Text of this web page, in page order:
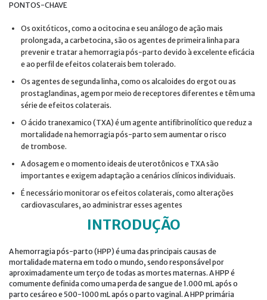
PONTOS-CHAVE
Os oxitóticos, como a ocitocina e seu análogo de ação mais
prolongada, a carbetocina, são os agentes de primeira linha para
prevenir e tratar a hemorragia pós-parto devido à excelente eficácia
e ao perfil de efeitos colaterais bem tolerado.
Os agentes de segunda linha, como os alcaloides do ergot ou as
prostaglandinas, agem por meio de receptores diferentes e têm uma
série de efeitos colaterais.
O ácido tranexamico (TXA) é um agente antifibrinolítico que reduz a
mortalidade na hemorragia pós-parto sem aumentar o risco
de trombose.
A dosagem e o momento ideais de uterotônicos e TXA são
importantes e exigem adaptação a cenários clínicos individuais.
É necessário monitorar os efeitos colaterais, como alterações
cardiovasculares, ao administrar esses agentes
INTRODUÇÃO
A hemorragia pós-parto (HPP) é uma das principais causas de
mortalidade materna em todo o mundo, sendo responsável por
aproximadamente um terço de todas as mortes maternas. A HPP é
comumente definida como uma perda de sangue de 1.000 mL após o
parto cesáreo e 500-1000 mL após o parto vaginal. A HPP primária